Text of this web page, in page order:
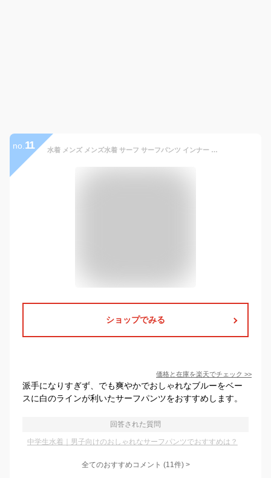
no. 11 水着 メンズ メンズ水着 サーフ サーフパンツ インナー 裏地付 海パン 海水パンツ 無地 水陸両用 かっこいい 30代 40代 プール S M L 2L 3L 4L 大きいサイズ 送料無料 ns-2596-09
ショップでみる
価格と在庫を楽天でチェック >>
派手になりすぎず、でも爽やかでおしゃれなブルーをベー
スに白のラインが利いたサーフパンツをおすすめします。
回答された質問
中学生水着｜男子向けのおしゃれなサーフパンツでおすすめは？
全てのおすすめコメント (11件) >